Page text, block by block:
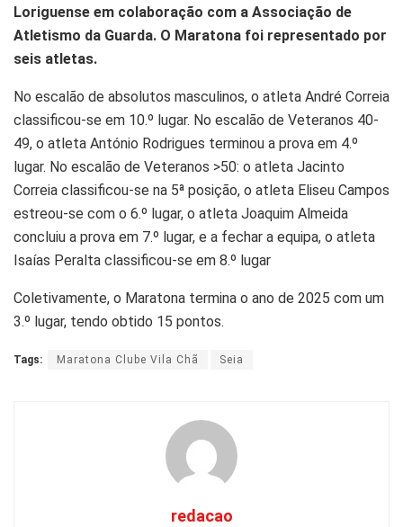
Loriguense em colaboração com a Associação de
Atletismo da Guarda. O Maratona foi representado por
seis atletas.
No escalão de absolutos masculinos, o atleta André Correia
classificou-se em 10.º lugar. No escalão de Veteranos 40-
49, o atleta António Rodrigues terminou a prova em 4.º
lugar. No escalão de Veteranos >50: o atleta Jacinto
Correia classificou-se na 5ª posição, o atleta Eliseu Campos
estreou-se com o 6.º lugar, o atleta Joaquim Almeida
concluiu a prova em 7.º lugar, e a fechar a equipa, o atleta
Isaías Peralta classificou-se em 8.º lugar
Coletivamente, o Maratona termina o ano de 2025 com um
3.º lugar, tendo obtido 15 pontos.
Tags: Maratona Clube Vila Chã Seia
redacao